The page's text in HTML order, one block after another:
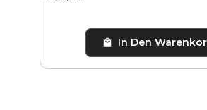
In Den